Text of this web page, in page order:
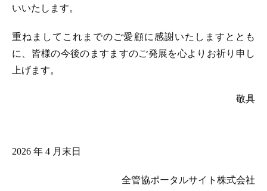
いいたします。
重ねましてこれまでのご愛顧に感謝いたしますととも
に、皆様の今後のますますのご発展を心よりお祈り申し
上げます。
敬具
2026 年 4 月末日
全管協ポータルサイト株式会社